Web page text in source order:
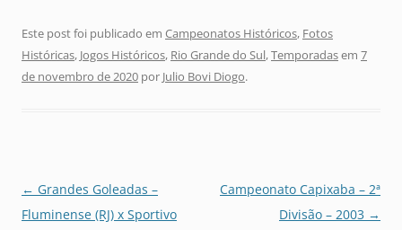
Este post foi publicado em Campeonatos Históricos, Fotos
Históricas, Jogos Históricos, Rio Grande do Sul,Temporadasem 7
de novembro de 2020 por Julio Bovi Diogo.
Navegação
de
← Grandes Goleadas –
Fluminense (RJ) x Sportivo
Campeonato Capixaba – 2ª
Divisão – 2003 →